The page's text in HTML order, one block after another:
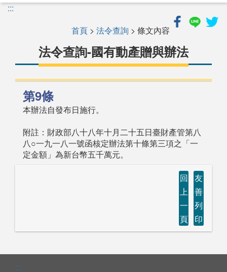
:::
首頁 > 法令查詢 > 條文內容
法令查詢-國有動產贈與辦法
第9條
本辦法自發布日施行。
附註：財政部八十八年十月二十五日臺財產管第八
八○一九一八一號函核定辦法第十條第三項之「一
定金額」為新台幣五千萬元。
回
上
一
頁
友
善
列
印
:::